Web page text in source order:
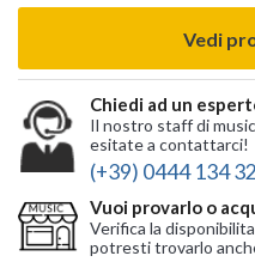
Vedi
Chiedi ad un
Il nostro staff di
esitate a contattarci!
(+39) 0444 134
Vuoi provarlo o
Verifica la
potresti trovarlo